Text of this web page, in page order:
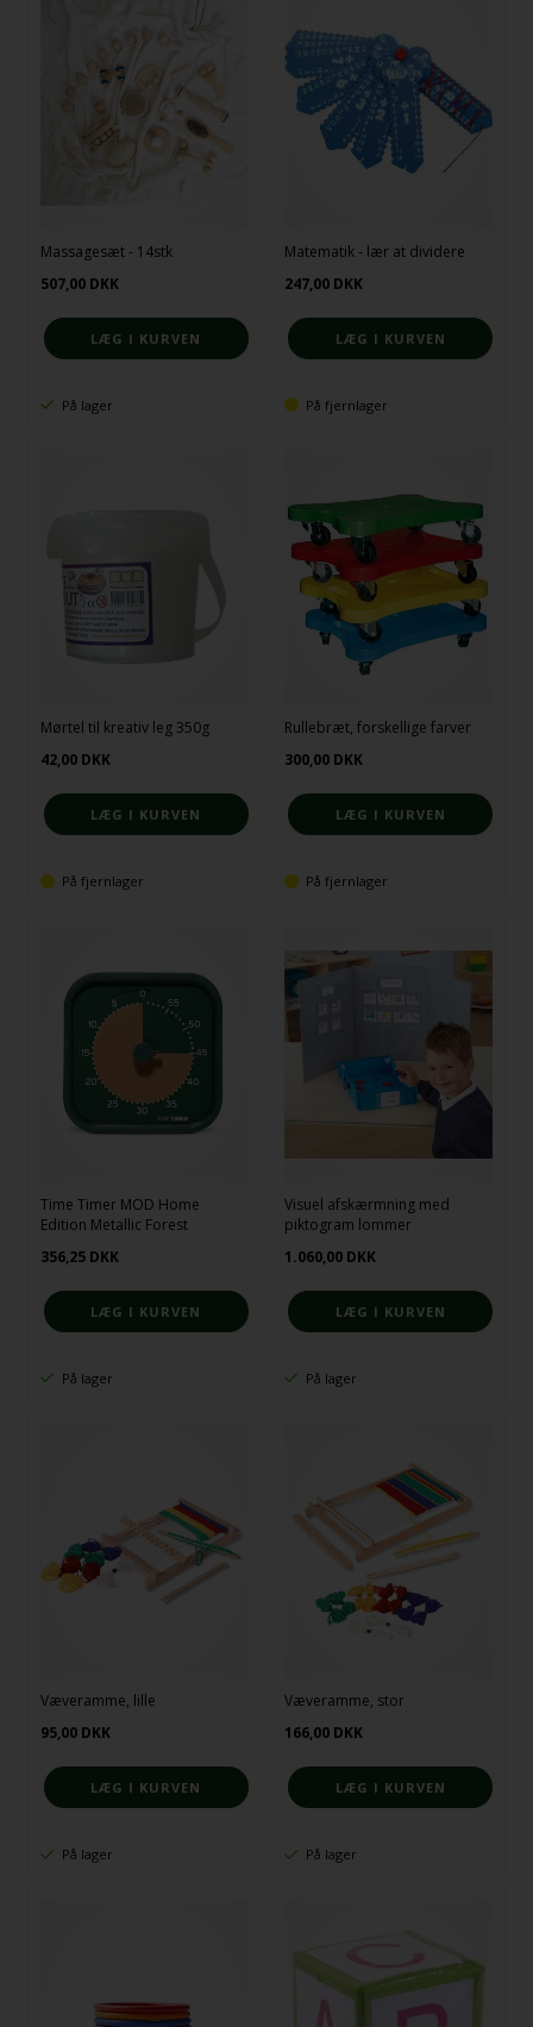
Massagesæt - 14stk
507,00 DKK
På lager
Matematik - lær at dividere
247,00 DKK
På fjernlager
Mørtel til kreativ leg 350g
42,00 DKK
På fjernlager
Rullebræt, forskellige farver
300,00 DKK
På fjernlager
Time Timer MOD Home
Edition Metallic Forest
356,25 DKK
På lager
Visuel afskærmning med
piktogram lommer
1.060,00 DKK
På lager
Væveramme, lille
95,00 DKK
På lager
Væveramme, stor
166,00 DKK
På lager